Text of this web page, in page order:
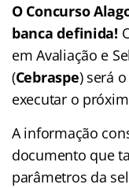
O Concurso
banca definida!
em Avaliação e
(Cebraspe) será
executar o
A informação
documento que
parâmetros da